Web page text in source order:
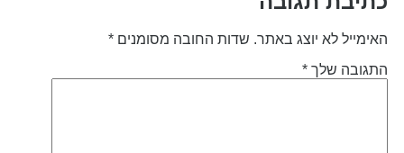
לא יוצג באתר. שדות החובה מסומנים*
שלך*